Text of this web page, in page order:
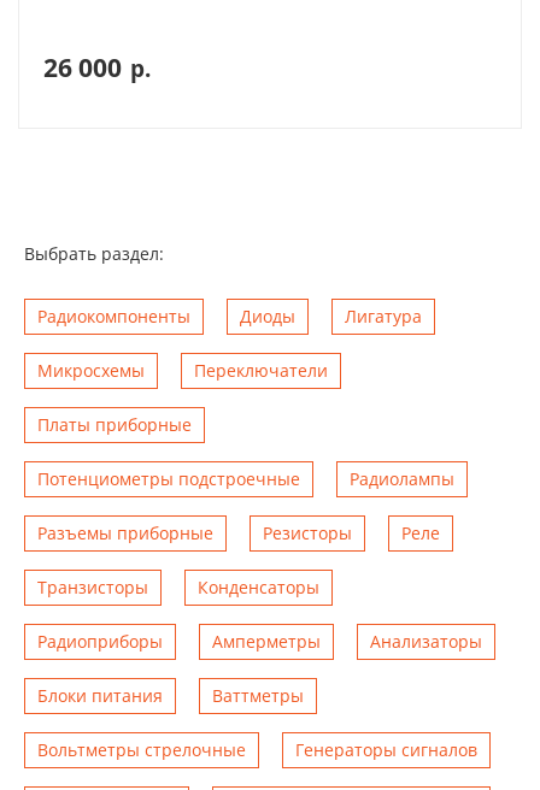
26 000 р.
Выбрать раздел:
Радиокомпоненты Диоды Лигатура
Микросхемы Переключатели
Платы приборные
Потенциометры подстроечные Радиолампы
Разъемы приборные Резисторы Реле
Транзисторы Конденсаторы
Радиоприборы Амперметры Анализаторы
Блоки питания Ваттметры
Вольтметры стрелочные Генераторы сигналов